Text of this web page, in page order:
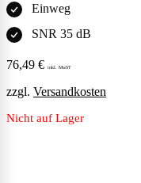
Einweg
SNR 35 dB
76,49 € inkl. MwST
zzgl. Versandkosten
Nicht auf Lager